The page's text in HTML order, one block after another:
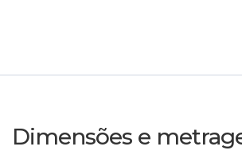
Dimensões e